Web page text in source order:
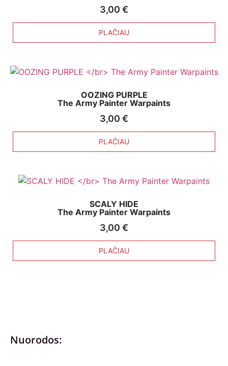
3,00 €
PLAČIAU
OOZING PURPLE
The Army Painter Warpaints
3,00 €
PLAČIAU
SCALY HIDE
The Army Painter Warpaints
3,00 €
PLAČIAU
Nuorodos: